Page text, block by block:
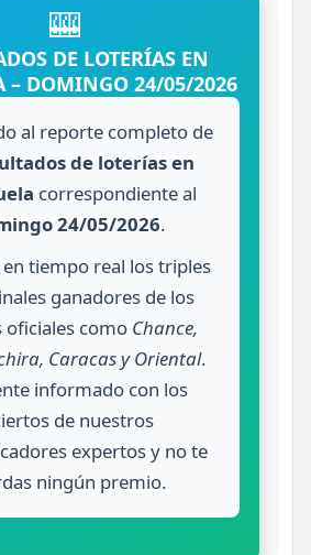
🎰
DE LOTERÍAS EN
– DOMINGO 24/05/2026
al reporte completo de
de loterías en
correspondiente al
24/05/2026.
tiempo real los triples
ganadores de los
oficiales como Chance,
Caracas y Oriental.
informado con los
de nuestros
expertos y no te
ningún premio.